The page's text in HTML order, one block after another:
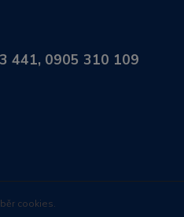
441, 0905 310 109
cookies.